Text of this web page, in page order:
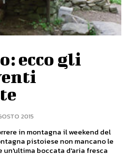
ecco gli
2015
in montagna il weekend del
un'ultima boccata d'aria fresca